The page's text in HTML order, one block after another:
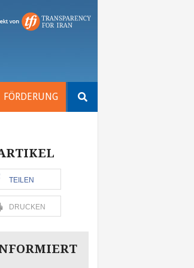
FÖRDERUNG
nach:
TEILEN
DRUCKEN